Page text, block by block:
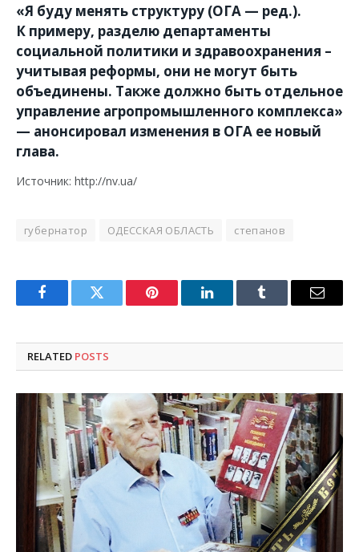
«Я буду менять структуру (ОГА — ред.).
К примеру, разделю департаменты
социальной политики и здравоохранения –
учитывая реформы, они не могут быть
объединены. Также должно быть отдельное
управление агропромышленного комплекса»
— анонсировал изменения в ОГА ее новый
глава.
Источник: http://nv.ua/
губернатор ОДЕССКАЯ ОБЛАСТЬ степанов
FacebookTwitter Pinterest LinkedInTumblr Email
RELATED POSTS